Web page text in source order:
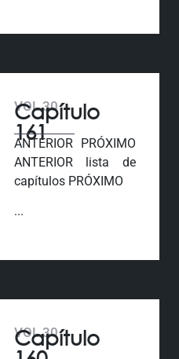
VOL 30
Capítulo
161
ANTERIOR PRÓXIMO
ANTERIOR lista de
capítulos PRÓXIMO
...
VOL 30
Capítulo